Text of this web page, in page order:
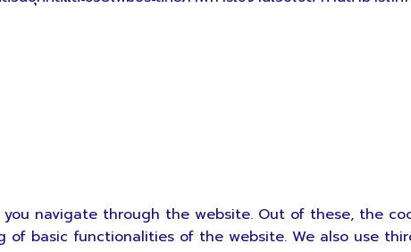
navigate through the website. Out of these, the
basic functionalities of the website. We also use